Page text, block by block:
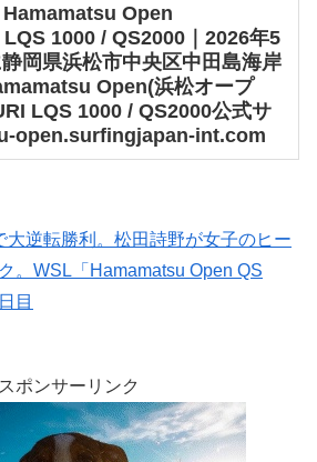
Hamamatsu Open
1000 / QS2000｜2026年5
岡県浜松市中央区中田島海岸
Open(浜松オープ
LQS 1000 / QS2000公式サ
open.surfingjapan-int.com
大逆転勝利。松田詩野が女子のヒー
。WSL「Hamamatsu Open QS
目
スポンサーリンク